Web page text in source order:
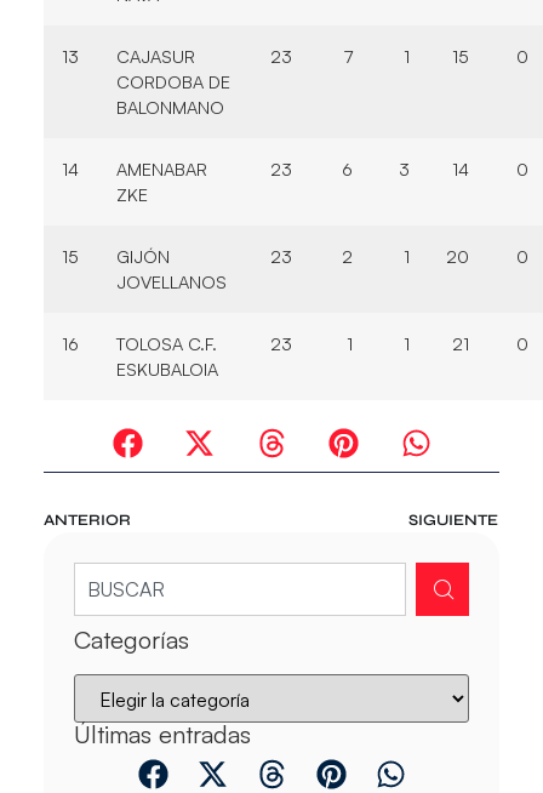
13
CAJASUR
CORDOBA DE
BALONMANO
23 7 1 15 0
14
AMENABAR
ZKE
23 6 3 14 0
15
GIJÓN
JOVELLANOS
23 2 1 20 0
16
TOLOSA C.F.
ESKUBALOIA
23 1 1 21 0
ANTERIOR SIGUIENTE
Categorías
Últimas entradas